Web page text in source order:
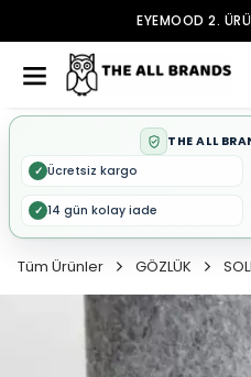
EYEMOOD 2.
THE ALL
✓ Ücretsiz kargo
✓ 14 gün kolay iade
Tüm Ürünler GÖZLÜK